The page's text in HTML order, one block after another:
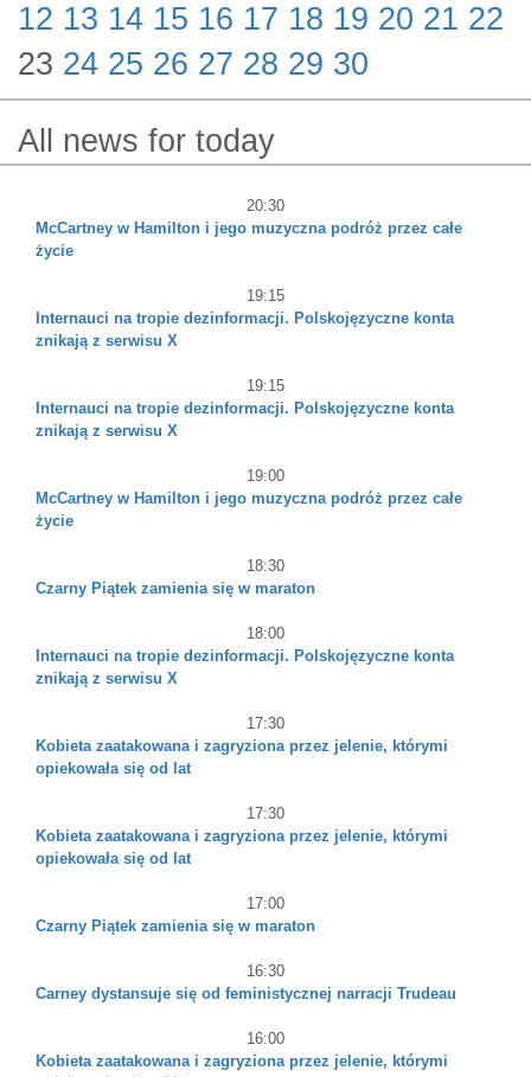
12 13 14 15 16 17 18 19 20 21 22
23 24 25 26 27 28 29 30
All news for today
20:30
McCartney w Hamilton i jego muzyczna podróż przez całe
życie
19:15
Internauci na tropie dezinformacji. Polskojęzyczne konta
znikają z serwisu X
19:15
Internauci na tropie dezinformacji. Polskojęzyczne konta
znikają z serwisu X
19:00
McCartney w Hamilton i jego muzyczna podróż przez całe
życie
18:30
Czarny Piątek zamienia się w maraton
18:00
Internauci na tropie dezinformacji. Polskojęzyczne konta
znikają z serwisu X
17:30
Kobieta zaatakowana i zagryziona przez jelenie, którymi
opiekowała się od lat
17:30
Kobieta zaatakowana i zagryziona przez jelenie, którymi
opiekowała się od lat
17:00
Czarny Piątek zamienia się w maraton
16:30
Carney dystansuje się od feministycznej narracji Trudeau
16:00
Kobieta zaatakowana i zagryziona przez jelenie, którymi